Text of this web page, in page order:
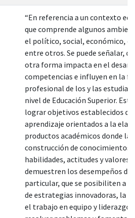
“En referencia a un contexto
que comprende algunos
el político, social, económico,
entre otros. Se puede señalar,
otra forma impacta en el
competencias e influyen en la
profesional de los y las
nivel de Educación Superior.
lograr objetivos establecidos de
aprendizaje orientados a la
productos académicos donde la
construcción de conocimientos,
habilidades, actitudes y valores
demuestren los desempeños
particular, que se posibiliten a
de estrategias innovadoras, la
el trabajo en equipo y liderazgo